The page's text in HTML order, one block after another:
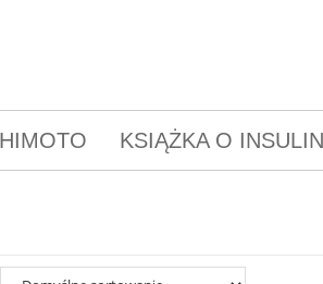
KSIĄŻKA O